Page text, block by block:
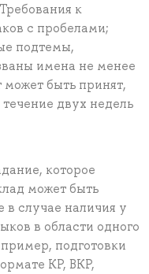
к
с пробелами;
подтемы,
имена не менее
может быть принят,
двух недель
которое
может быть
случае наличия у
в области одного
подготовки
КР, ВКР,